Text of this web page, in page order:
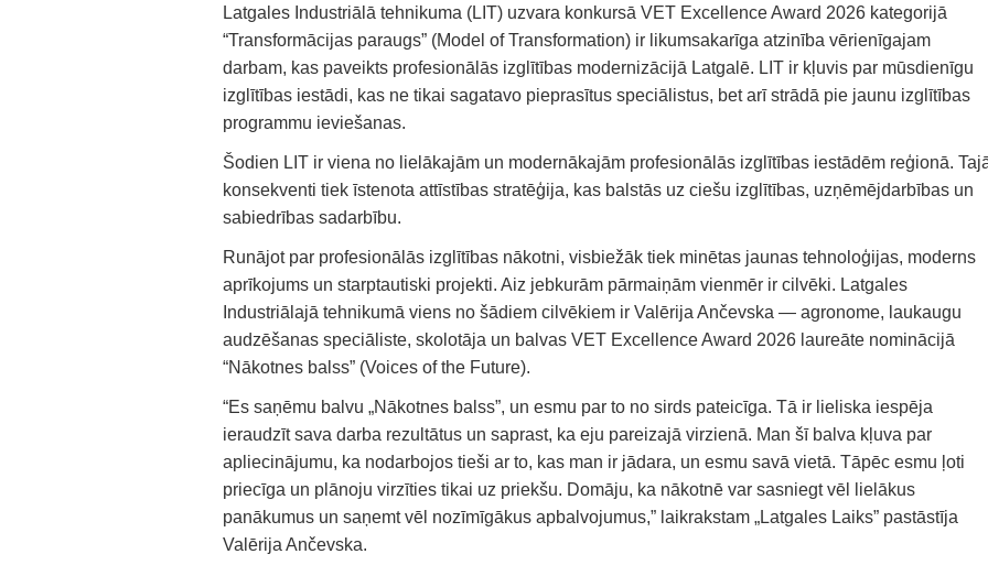
Latgales Industriālā tehnikuma (LIT) uzvara konkursā VET Excellence Award 2026 kategorijā
“Transformācijas paraugs” (Model of Transformation) ir likumsakarīga atzinība vērienīgajam
darbam, kas paveikts profesionālās izglītības modernizācijā Latgalē. LIT ir kļuvis par mūsdienīgu
izglītības iestādi, kas ne tikai sagatavo pieprasītus speciālistus, bet arī strādā pie jaunu izglītības
programmu ieviešanas.
Šodien LIT ir viena no lielākajām un modernākajām profesionālās izglītības iestādēm reģionā.
konsekventi tiek īstenota attīstības stratēģija, kas balstās uz ciešu izglītības, uzņēmējdarbības un
sabiedrības sadarbību.
Runājot par profesionālās izglītības nākotni, visbiežāk tiek minētas jaunas tehnoloģijas, moderns
aprīkojums un starptautiski projekti. Aiz jebkurām pārmaiņām vienmēr ir cilvēki. Latgales
Industriālajā tehnikumā viens no šādiem cilvēkiem ir Valērija Ančevska — agronome, laukaugu
audzēšanas speciāliste, skolotāja un balvas VET Excellence Award 2026 laureāte nominācijā
“Nākotnes balss” (Voices of the Future).
“Es saņēmu balvu „Nākotnes balss”, un esmu par to no sirds pateicīga. Tā ir lieliska iespēja
ieraudzīt sava darba rezultātus un saprast, ka eju pareizajā virzienā. Man šī balva kļuva par
apliecinājumu, ka nodarbojos tieši ar to, kas man ir jādara, un esmu savā vietā. Tāpēc esmu ļoti
priecīga un plānoju virzīties tikai uz priekšu. Domāju, ka nākotnē var sasniegt vēl lielākus
panākumus un saņemt vēl nozīmīgākus apbalvojumus,” laikrakstam „Latgales Laiks” pastāstīja
Valērija Ančevska.